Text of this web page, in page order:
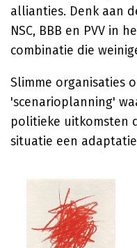
allianties. Denk aan
NSC, BBB en PVV in
combinatie die
Slimme organisaties
'scenarioplanning'
politieke uitkomsten
situatie een